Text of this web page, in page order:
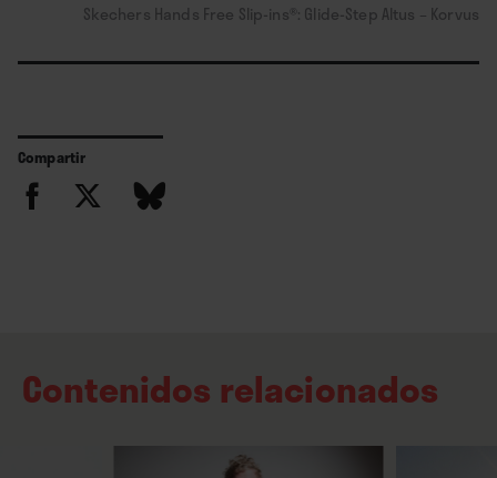
Skechers Hands Free Slip-ins®: Glide-Step Altus – Korvus
Compartir
Contenidos relacionados